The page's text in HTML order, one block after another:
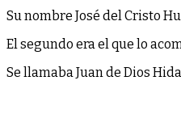
Su nombre José del Cristo
El segundo era el que lo
Se llamaba Juan de Dios